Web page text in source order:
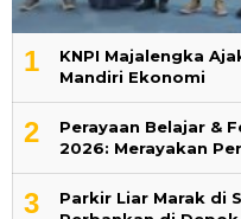
1
KNPI Majalengka
Mandiri Ekonomi
2
Perayaan Belajar &
2026: Merayakan
3
Parkir Liar Marak di